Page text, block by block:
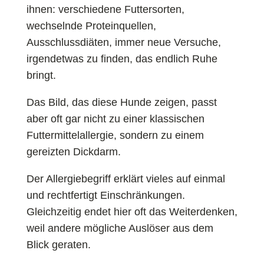
ihnen: verschiedene Futtersorten,
wechselnde Proteinquellen,
Ausschlussdiäten, immer neue Versuche,
irgendetwas zu finden, das endlich Ruhe
bringt.
Das Bild, das diese Hunde zeigen, passt
aber oft gar nicht zu einer klassischen
Futtermittelallergie, sondern zu einem
gereizten Dickdarm.
Der Allergiebegriff erklärt vieles auf einmal
und rechtfertigt Einschränkungen.
Gleichzeitig endet hier oft das Weiterdenken,
weil andere mögliche Auslöser aus dem
Blick geraten.